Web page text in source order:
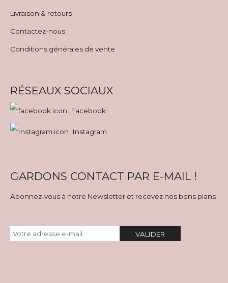
Livraison & retours
Contactez-nous
Conditions générales de vente
RÉSEAUX SOCIAUX
Facebook
Instagram
GARDONS CONTACT PAR E-MAIL !
Abonnez-vous à notre Newsletter et recevez nos bons plans
:
VALIDER